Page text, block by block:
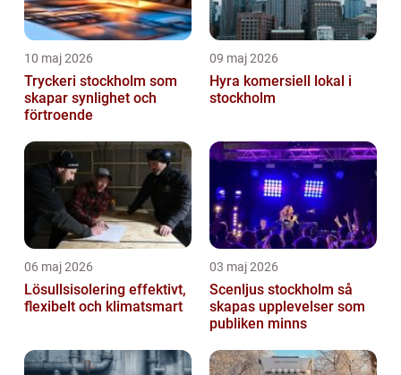
10 maj 2026
Tryckeri stockholm som
skapar synlighet och
förtroende
09 maj 2026
Hyra komersiell lokal i
stockholm
06 maj 2026
Lösullsisolering effektivt,
flexibelt och klimatsmart
03 maj 2026
Scenljus stockholm så
skapas upplevelser som
publiken minns